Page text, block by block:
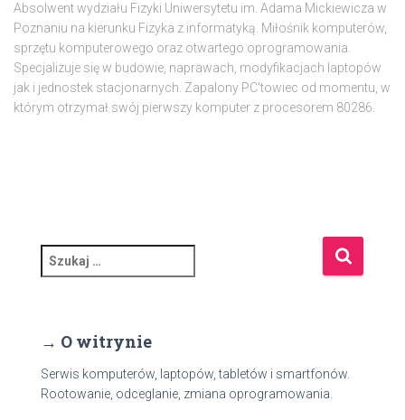
Absolwent wydziału Fizyki Uniwersytetu im. Adama Mickiewicza w
Poznaniu na kierunku Fizyka z informatyką. Miłośnik komputerów,
sprzętu komputerowego oraz otwartego oprogramowania.
Specjalizuje się w budowie, naprawach, modyfikacjach laptopów
jak i jednostek stacjonarnych. Zapalony PC'towiec od momentu, w
którym otrzymał swój pierwszy komputer z procesorem 80286.
z
:
→ O witrynie
Serwis komputerów, laptopów, tabletów i smartfonów.
Rootowanie, odceglanie, zmiana oprogramowania.